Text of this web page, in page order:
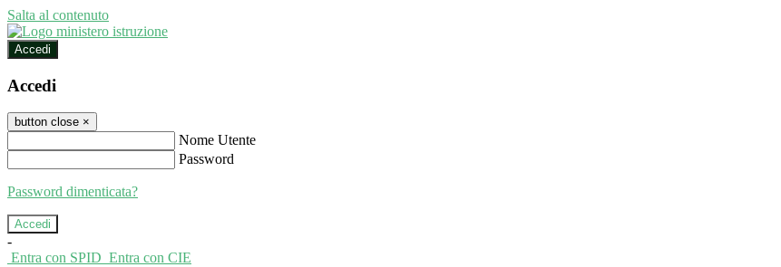
Salta al contenuto
Accedi
Accedi
button close ×
Nome Utente
Password
Password dimenticata?
-
Entra con SPID Entra con CIE